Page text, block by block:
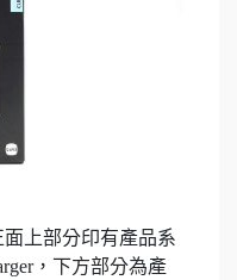
上部分印有產品系
，下方部分為產